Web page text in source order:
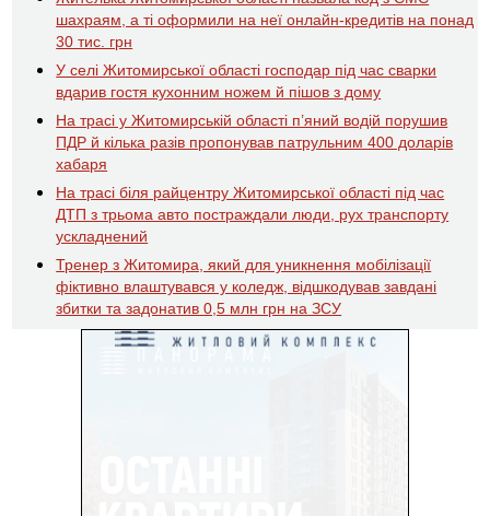
шахраям, а ті оформили на неї онлайн-кредитів на понад
30 тис. грн
У селі Житомирської області господар під час сварки
вдарив гостя кухонним ножем й пішов з дому
На трасі у Житомирській області п’яний водій порушив
ПДР й кілька разів пропонував патрульним 400 доларів
хабаря
На трасі біля райцентру Житомирської області під час
ДТП з трьома авто постраждали люди, рух транспорту
ускладнений
Тренер з Житомира, який для уникнення мобілізації
фіктивно влаштувався у коледж, відшкодував завдані
збитки та задонатив 0,5 млн грн на ЗСУ